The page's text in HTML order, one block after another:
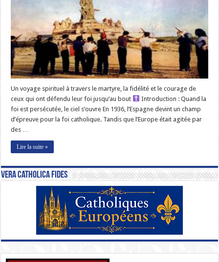
Un voyage spirituel à travers le martyre, la fidélité et le courage de
ceux qui ont défendu leur foi jusqu’au bout
Introduction : Quand la
foi est persécutée, le ciel s’ouvre En 1936, l’Espagne devint un champ
d’épreuve pour la foi catholique. Tandis que l’Europe était agitée par
des …
Lire la suite »
Vera Catholica Fides